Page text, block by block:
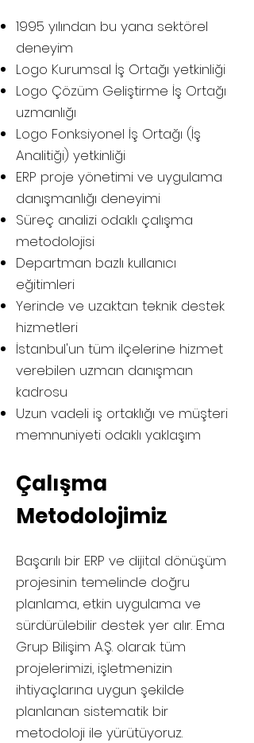
1995 yılından bu yana sektörel
deneyim
Logo Kurumsal İş Ortağı yetkinliği
Logo Çözüm Geliştirme İş Ortağı
uzmanlığı
Logo Fonksiyonel İş Ortağı (İş
Analitiği) yetkinliği
ERP proje yönetimi ve uygulama
danışmanlığı deneyimi
Süreç analizi odaklı çalışma
metodolojisi
Departman bazlı kullanıcı
eğitimleri
Yerinde ve uzaktan teknik destek
hizmetleri
İstanbul'un tüm ilçelerine hizmet
verebilen uzman danışman
kadrosu
Uzun vadeli iş ortaklığı ve müşteri
memnuniyeti odaklı yaklaşım
Çalışma
Metodolojimiz
Başarılı bir ERP ve dijital dönüşüm
projesinin temelinde doğru
planlama, etkin uygulama ve
sürdürülebilir destek yer alır. Ema
Grup Bilişim A.Ş. olarak tüm
projelerimizi, işletmenizin
ihtiyaçlarına uygun şekilde
planlanan sistematik bir
metodoloji ile yürütüyoruz.